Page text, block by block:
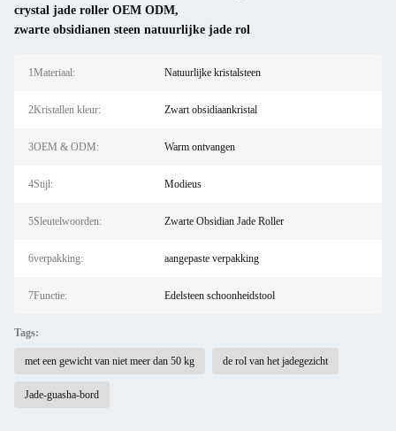
crystal jade roller OEM ODM,
zwarte obsidianen steen natuurlijke jade rol
1Materiaal: Natuurlijke kristalsteen
2Kristallen kleur: Zwart obsidiaankristal
3OEM & ODM: Warm ontvangen
4Stijl: Modieus
5Sleutelwoorden: Zwarte Obsidian Jade Roller
6verpakking: aangepaste verpakking
7Functie: Edelsteen schoonheidstool
Tags:
met een gewicht van niet meer dan 50 kg de rol van het jadegezicht
Jade-guasha-bord